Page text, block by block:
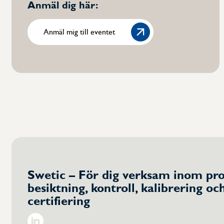
Anmäl dig här:
Anmäl mig till eventet
Swetic – För dig verksam inom
besiktning, kontroll, kalibrering
certifiering